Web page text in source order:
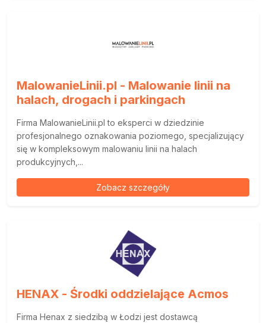
MalowanieLinii.pl - Malowanie linii na
halach, drogach i parkingach
Firma MalowanieLinii.pl to eksperci w dziedzinie
profesjonalnego oznakowania poziomego, specjalizujący
się w kompleksowym malowaniu linii na halach
produkcyjnych,...
Zobacz szczegóły
HENAX - Środki oddzielające Acmos
Firma Henax z siedzibą w Łodzi jest dostawcą